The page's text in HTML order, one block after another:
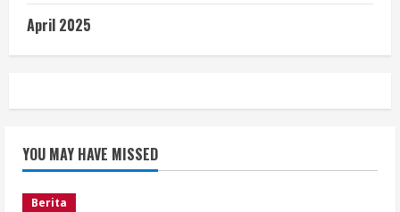
April 2025
YOU MAY HAVE MISSED
Berita